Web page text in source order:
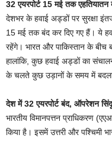
32 एयरपोर्ट 15 मई तक एहतियातन
देशभर के हवाई अड्डों पर सुरक्षा
15 मई तक बंद कर दिए गए हैं। ये
रहेंगे। भारत और पाकिस्तान के बीच
हालांकि, कुछ हवाई अड्डों का
के चलते कुछ उड़ानों के समय में
देश में 32 एयरपोर्ट बंद, ऑपरेशन
भारतीय विमानपत्तन प्राधिकरण
किया है। इसमें उत्तरी और पश्चिमी